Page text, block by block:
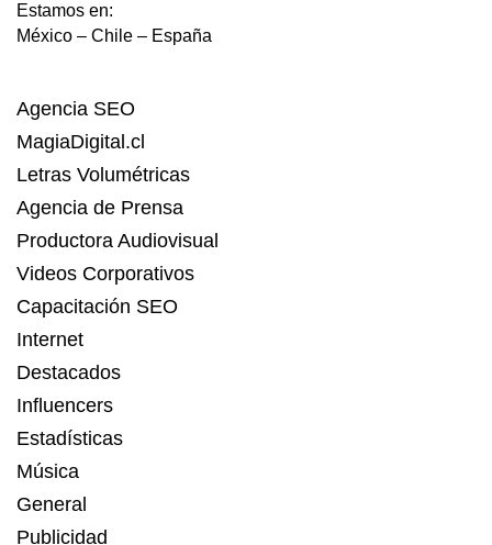
Estamos en:
México – Chile – España
Agencia SEO
MagiaDigital.cl
Letras Volumétricas
Agencia de Prensa
Productora Audiovisual
Videos Corporativos
Capacitación SEO
Internet
Destacados
Influencers
Estadísticas
Música
General
Publicidad